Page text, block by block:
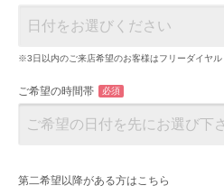
※3日以内のご来店希望のお客様はフリーダイヤル
ご希望の時間帯 必須
第二希望以降がある方はこちら